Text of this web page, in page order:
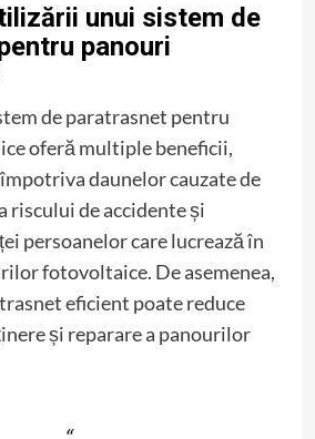
unui sistem de
panouri
de paratrasnet pentru
oferă multiple beneficii,
daunelor cauzate de
riscului de accidente și
persoanelor care lucrează în
fotovoltaice. De asemenea,
eficient poate reduce
și reparare a panourilor